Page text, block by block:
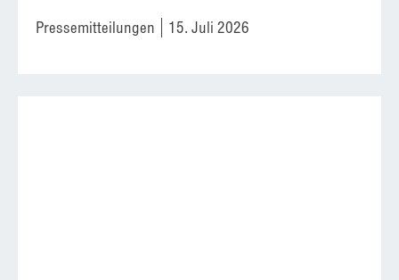
Pressemitteilungen 15. Juli 2026